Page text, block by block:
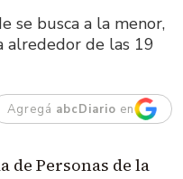
se busca a la menor,
alrededor de las 19
Agregá abcDiario en
de Personas de la